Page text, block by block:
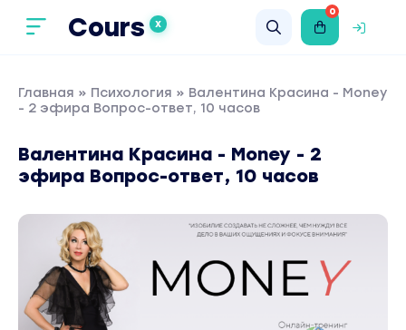
Cours X
0
Главная » Психология » Валентина Красина - Money
- 2 эфира Вопрос-ответ, 10 часов
Валентина Красина - Money - 2
эфира Вопрос-ответ, 10 часов